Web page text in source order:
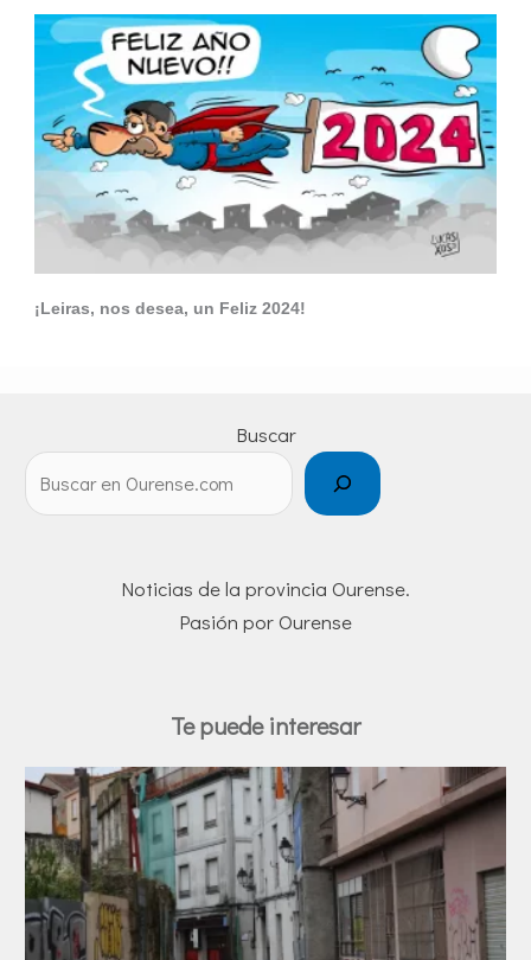
¡Leiras, nos desea, un Feliz 2024!
Buscar
Noticias de la provincia Ourense.
Pasión por Ourense
Te puede interesar